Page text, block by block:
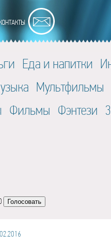
Еда и напитки
Мультфильмы
Фильмы Фэнтези